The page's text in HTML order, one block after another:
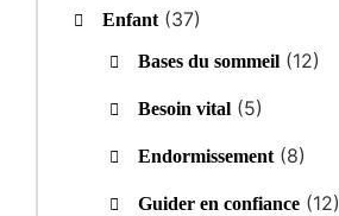
Enfant (37)
Bases du sommeil (12)
Besoin vital (5)
Endormissement (8)
Guider en confiance (12)